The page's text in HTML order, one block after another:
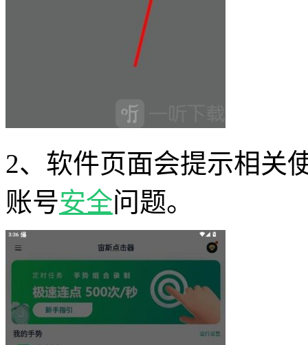
2、软件页面会提示相关
账号安全问题。